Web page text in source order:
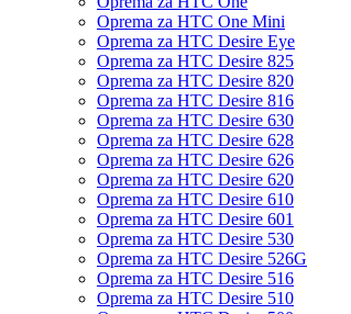
Oprema za HTC One Mini
Oprema za HTC Desire Eye
Oprema za HTC Desire 825
Oprema za HTC Desire 820
Oprema za HTC Desire 816
Oprema za HTC Desire 630
Oprema za HTC Desire 628
Oprema za HTC Desire 626
Oprema za HTC Desire 620
Oprema za HTC Desire 610
Oprema za HTC Desire 601
Oprema za HTC Desire 530
Oprema za HTC Desire 526G
Oprema za HTC Desire 516
Oprema za HTC Desire 510